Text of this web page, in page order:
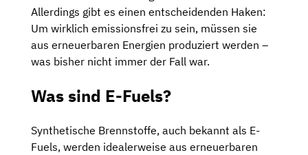
Allerdings gibt es einen entscheidenden Haken:
Um wirklich emissionsfrei zu sein, müssen sie
aus erneuerbaren Energien produziert werden –
was bisher nicht immer der Fall war.
Was sind E-Fuels?
Synthetische Brennstoffe, auch bekannt als E-
Fuels, werden idealerweise aus erneuerbaren